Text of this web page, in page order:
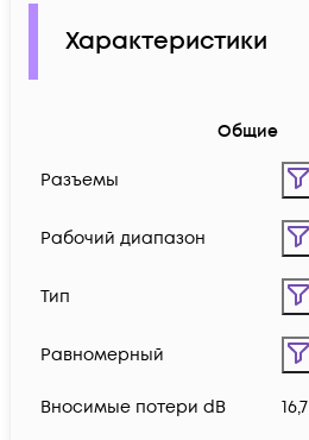
Характеристики
Общие
Разъемы
Рабочий диапазон
Тип
Равномерный
Вносимые потери dB 16,7